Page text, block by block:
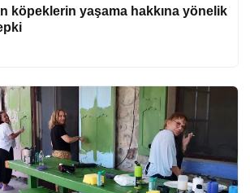
köpeklerin yaşama hakkına yönelik